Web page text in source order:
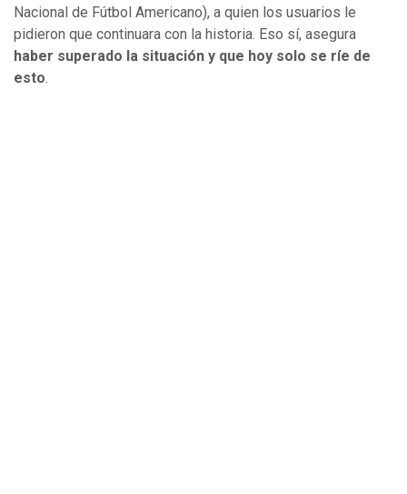
Nacional de Fútbol Americano), a quien los usuarios le
pidieron que continuara con la historia. Eso sí, asegura
haber superado la situación y que hoy solo se ríe de
esto